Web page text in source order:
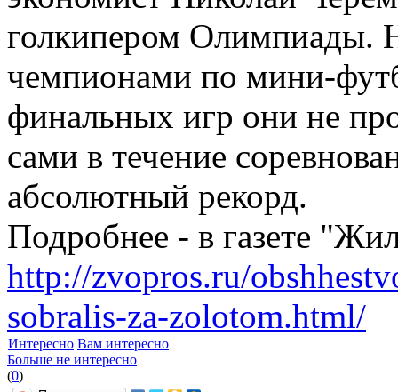
голкипером Олимпиады.
чемпионами по мини-
финальных игр они не
сами в течение
абсолютный рекорд.
Подробнее - в газете
http://zvopros.ru/
sobralis-za-zolotom.html/
Интересно Вам интересно
Больше не интересно
(0)